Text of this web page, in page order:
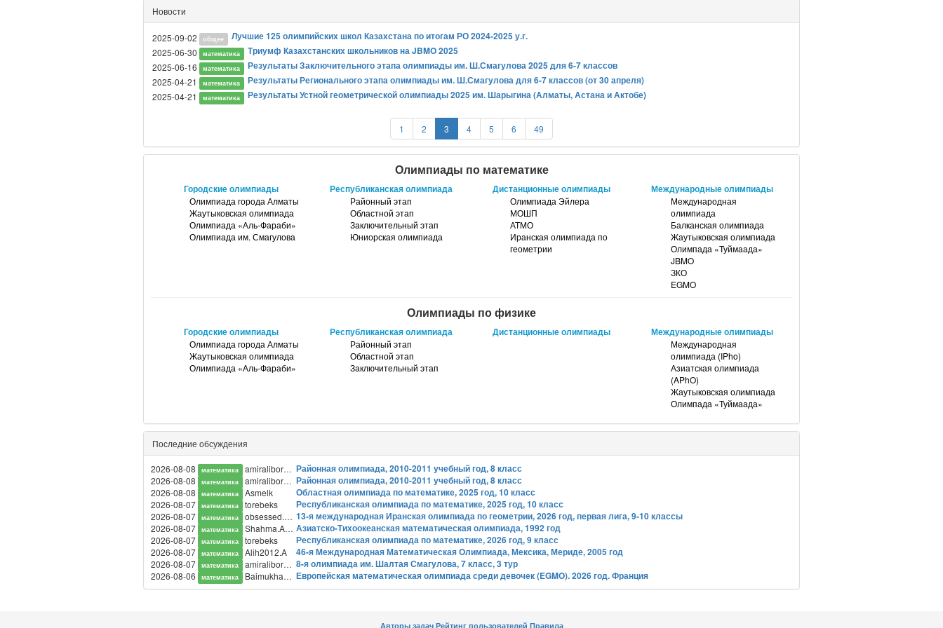
Новости
2025-09-02 общее Лучшие 125 олимпийских школ Казахстана по итогам РО 2024-2025 у.г.
2025-06-30 математика Триумф Казахстанских школьников на JBMO 2025
2025-06-16 математика Результаты Заключительного этапа олимпиады им. Ш.Смагулова 2025 для 6-7 классов
2025-04-21 математика Результаты Регионального этапа олимпиады им. Ш.Смагулова для 6-7 классов (от 30 апреля)
2025-04-21 математика Результаты Устной геометрической олимпиады 2025 им. Шарыгина (Алматы, Астана и Актобе)
1 2 3 4 5 6 49
Олимпиады по математике
Городские олимпиады
Олимпиада города Алматы
Жаутыковская олимпиада
Олимпиада «Аль-Фараби»
Олимпиада им. Смагулова
Республиканская олимпиада
Районный этап
Областной этап
Заключительный этап
Юниорская олимпиада
Дистанционные олимпиады
Олимпиада Эйлера
МОШП
АТМО
Иранская олимпиада по
геометрии
Международные олимпиады
Международная
олимпиада
Балканская олимпиада
Жаутыковская олимпиада
Олимпада «Туймаада»
JBMO
ЗКО
EGMO
Олимпиады по физике
Городские олимпиады
Олимпиада города Алматы
Жаутыковская олимпиада
Олимпиада «Аль-Фараби»
Республиканская олимпиада
Районный этап
Областной этап
Заключительный этап
Дистанционные олимпиады Международные олимпиады
Международная
олимпиада (IPho)
Азиатская олимпиада
(APhO)
Жаутыковская олимпиада
Олимпада «Туймаада»
Последние обсуждения
2026-08-08 математика amiraliboranbaev Районная олимпиада, 2010-2011 учебный год, 8 класс
2026-08-08 математика amiraliboranbaev Районная олимпиада, 2010-2011 учебный год, 8 класс
2026-08-08 математика Asmelk Областная олимпиада по математике, 2025 год, 10 класс
2026-08-07 математика torebeks Республиканская олимпиада по математике, 2025 год, 10 класс
2026-08-07 математика obsessed.prime 13-я международная Иранская олимпиада по геометрии, 2026 год, первая лига, 9-10 классы
2026-08-07 математика Shahma.Aibek Азиатско-Тихоокеанская математическая олимпиада, 1992 год
2026-08-07 математика torebeks Республиканская олимпиада по математике, 2026 год, 9 класс
2026-08-07 математика Alih2012.A 46-я Международная Математическая Oлимпиада, Мексика, Мериде, 2005 год
2026-08-07 математика amiraliboranbaev 8-я олимпиада им. Шалтая Смагулова, 7 класс, 3 тур
2026-08-06 математика Baimukha123 Европейская математическая олимпиада среди девочек (EGMO). 2026 год. Франция
Авторы задач Рейтинг пользователей Правила